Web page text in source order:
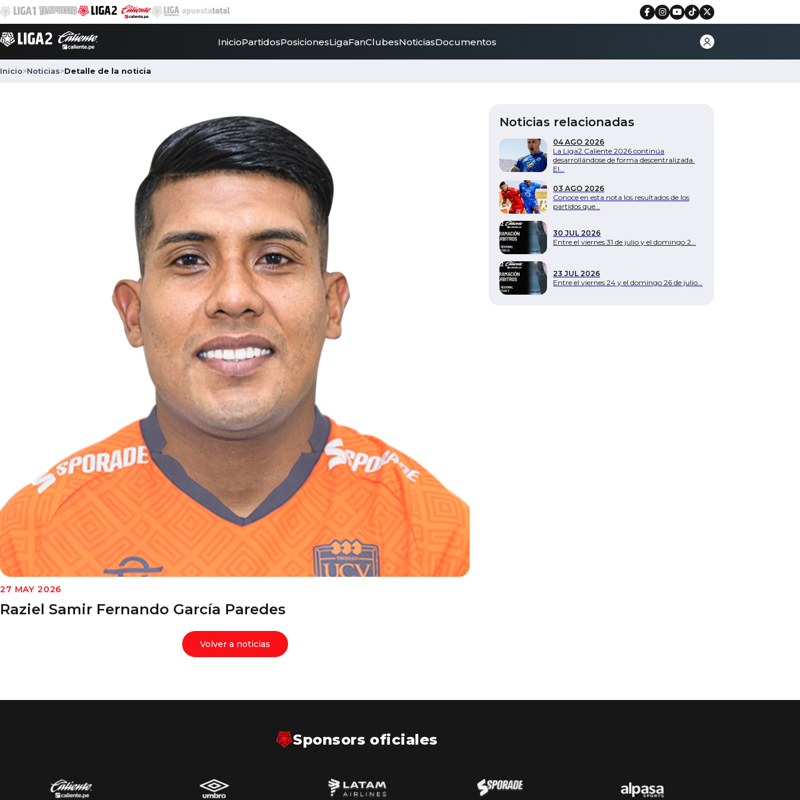
InicioPartidosPosicionesLigaFanClubesNoticiasDocumentos
Inicio>Noticias>Detalle de la noticia
27 MAY 2026
Raziel Samir Fernando García Paredes
Volver a noticias
Noticias relacionadas
04 AGO 2026
La Liga2 Caliente 2026 continúa
desarrollándose de forma descentralizada.
El…
03 AGO 2026
Conoce en esta nota los resultados de los
partidos que…
30 JUL 2026
Entre el viernes 31 de julio y el domingo 2…
23 JUL 2026
Entre el viernes 24 y el domingo 26 de julio…
Sponsors oficiales